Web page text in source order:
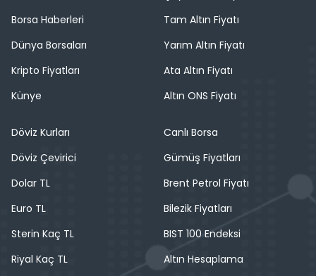
Borsa Haberleri
Dünya Borsaları
Kripto Fiyatları
Künye
Tam Altın Fiyatı
Yarım Altın Fiyatı
Ata Altın Fiyatı
Altın ONS Fiyatı
Döviz Kurları
Döviz Çevirici
Dolar TL
Euro TL
Sterin Kaç TL
Riyal Kaç TL
Canlı Borsa
Gümüş Fiyatları
Brent Petrol Fiyatı
Bilezik Fiyatları
BIST 100 Endeksi
Altın Hesaplama